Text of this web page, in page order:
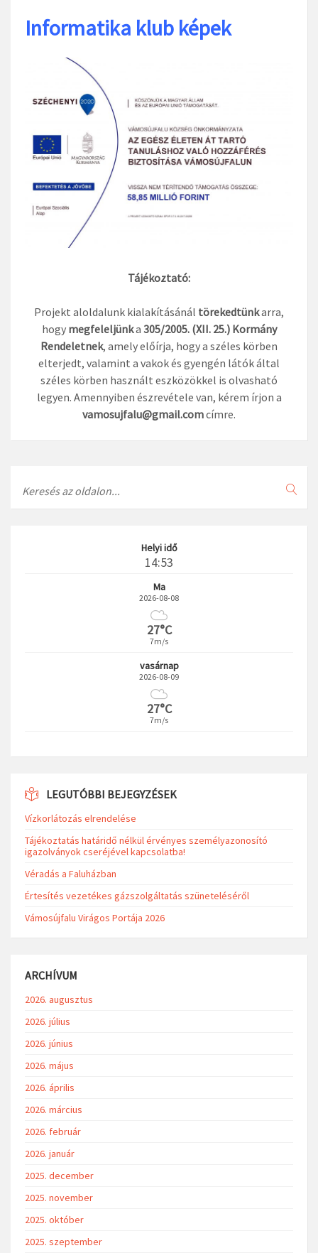
Informatika klub képek
Tájékoztató:
Projekt aloldalunk kialakításánál törekedtünkarra,
hogy megfeleljünka 305/2005. (XII. 25.) Kormány
Rendeletnek, amely előírja, hogy a széles körben
elterjedt, valamint a vakok és gyengén látók által
széles körben használt eszközökkel is olvasható
legyen. Amennyiben észrevétele van, kérem írjon a
vamosujfalu@gmail.comcímre.
Helyi idő
14:53
Ma
2026-08-08
27°C
7m/s
vasárnap
2026-08-09
27°C
7m/s
LEGUTÓBBI BEJEGYZÉSEK
Vízkorlátozás elrendelése
Tájékoztatás határidő nélkül érvényes személyazonosító
igazolványok cseréjével kapcsolatba!
Véradás a Faluházban
Értesítés vezetékes gázszolgáltatás szüneteléséről
Vámosújfalu Virágos Portája 2026
ARCHÍVUM
2026. augusztus
2026. július
2026. június
2026. május
2026. április
2026. március
2026. február
2026. január
2025. december
2025. november
2025. október
2025. szeptember